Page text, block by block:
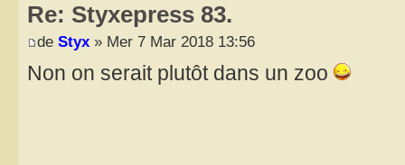
Re: Styxepress 83.
de Styx » Mer 7 Mar 2018 13:56
Non on serait plutôt dans un zoo